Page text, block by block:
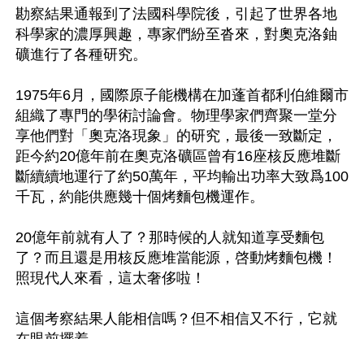
勘察結果通報到了法國科學院後，引起了世界各地
科學家的濃厚興趣，專家們紛至沓來，對奧克洛鈾
礦進行了各種研究。
1975年6月，國際原子能機構在加蓬首都利伯維爾市
組織了專門的學術討論會。物理學家們齊聚一堂分
享他們對「奧克洛現象」的研究，最後一致斷定，
距今約20億年前在奧克洛礦區曾有16座核反應堆斷
斷續續地運行了約50萬年，平均輸出功率大致爲100
千瓦，約能供應幾十個烤麵包機運作。
20億年前就有人了？那時候的人就知道享受麵包
了？而且還是用核反應堆當能源，啓動烤麵包機！
照現代人來看，這太奢侈啦！
這個考察結果人能相信嗎？但不相信又不行，它就